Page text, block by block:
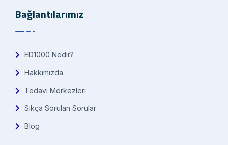
Bağlantılarımız
ED1000 Nedir?
Hakkımızda
Tedavi Merkezleri
Sıkça Sorulan Sorular
Blog